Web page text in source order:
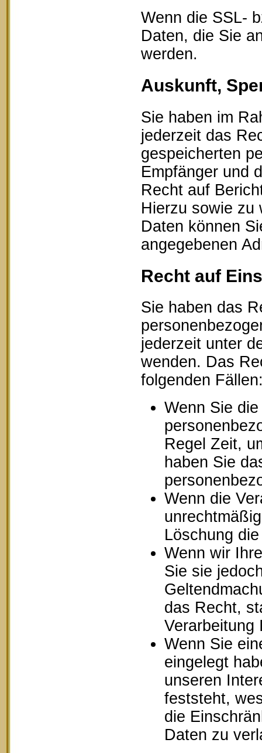
Wenn die SSL-
Daten, die Sie
werden.
Auskunft,
Sie haben im
jederzeit das
gespeicherten
Empfänger und
Recht auf
Hierzu sowie zu
Daten können
angegebenen
Recht auf
Sie haben das
jederzeit unter
wenden. Das
folgenden
Wenn Sie
Regel Zeit,
haben Sie
Wenn die
Löschung
Wenn wir
Sie sie
das Recht,
Verarbeitung
Wenn Sie
eingelegt
unseren
feststeht,
die
Daten zu